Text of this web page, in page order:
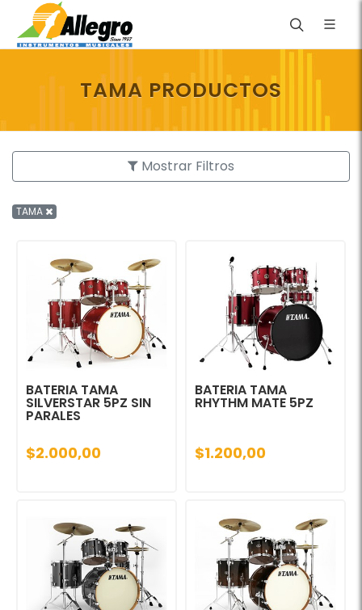
TAMA PRODUCTOS
Mostrar Filtros
TAMA
BATERIA TAMA
SILVERSTAR 5PZ SIN
PARALES
$2.000,00
BATERIA TAMA
RHYTHM MATE 5PZ
$1.200,00